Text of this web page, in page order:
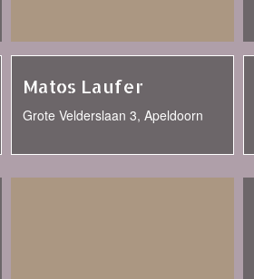
Matos Laufer
Grote Velderslaan 3, Apeldoorn